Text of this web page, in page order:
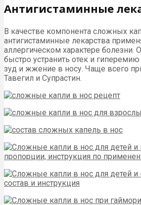
Антигистаминные
В качестве компонента сложных
антигистаминные лекарства
аллергическом характере болезни.
быстро устранить отек и гиперемию
зуд и жжение в носу. Чаще всего
Тавегил и Супрастин.